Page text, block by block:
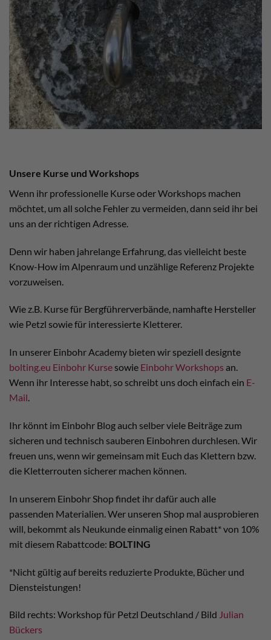
Unsere Kurse und Workshops
Wenn ihr professionelle Kurse oder Workshops machen
möchtet, um all solche Fehler zu vermeiden, dann seid ihr bei
uns an der richtigen Adresse.
Denn wir haben jahrelange Erfahrung, das vielleicht beste
Know-How im Alpenraum und unzählige Referenz Projekte
vorzuweisen.
Wie z.B. Kurse für Bergführerverbände, namhafte Hersteller
wie Petzl sowie für interessierte Kletterer.
In unserer Einbohr Academy bieten wir speziell designte
bolting.eu Einbohr Kurse sowie Einbohr Workshops an.
Wenn ihr Interesse habt, so schreibt uns doch einfach ein E-
Mail.
Ihr könnt im Einbohr Blog auch selber viele Beiträge zum
sicheren und technisch sauberen Einbohren durchlesen. Wir
freuen uns, wenn wir gemeinsam mit Euch das Klettern bzw.
die Kletterrouten sicherer machen können.
In unserem Einbohr Shop findet ihr dafür auch alle
passenden Materialien. Wer unseren Shop mal ausprobieren
will, bekommt als Neukunde einmalig einen Rabatt* von 10%
mit diesem Rabattcode: BOLTING
*Nicht gültig auf bereits reduzierte Produkte, Bücher und
Diensteistungen!
Bild rechts: Workshop für Petzl Deutschland / Bild Julian
Bückers